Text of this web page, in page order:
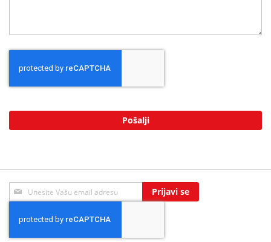
Pošalji
Sign
Up
Our
Newsletter:
Prijavi se